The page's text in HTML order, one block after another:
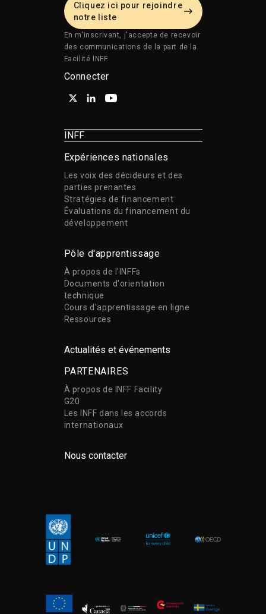
Cliquez ici pour rejoindre
notre liste
En m'inscrivant, j'accepte de recevoir
des communications de la part de la
Facilité INFF.
Connecter
INFF
Expériences nationales
Les voix des décideurs et des
parties prenantes
Stratégies de financement
Évaluations du financement du
développement
Pôle d'apprentissage
À propos de l'INFFs
Documents d'orientation
technique
Cours d'apprentissage en ligne
Ressources
Actualités et événements
PARTENAIRES
À propos de INFF Facility
G20
Les INFF dans les accords
internationaux
Nous contacter